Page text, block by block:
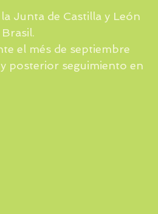
Junta de Castilla y León
el més de septiembre
posterior seguimiento en